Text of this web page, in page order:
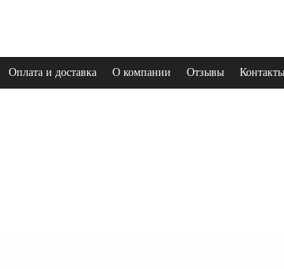
Оплата и доставка О компании Отзывы Контакты